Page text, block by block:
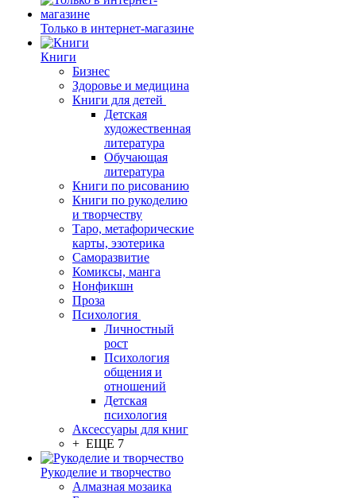
Только в интернет-магазине
Книги
Бизнес
Здоровье и медицина
Книги для детей
Детская
художественная
литература
Обучающая
литература
Книги по рисованию
Книги по рукоделию
и творчеству
Таро, метафорические
карты, эзотерика
Саморазвитие
Комиксы, манга
Нонфикшн
Проза
Психология
Личностный
рост
Психология
общения и
отношений
Детская
психология
Аксессуары для книг
+ ЕЩЕ 7
Рукоделие и творчество
Алмазная мозаика